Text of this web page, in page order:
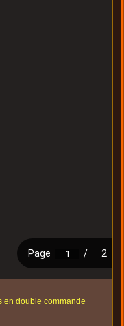
en double commande